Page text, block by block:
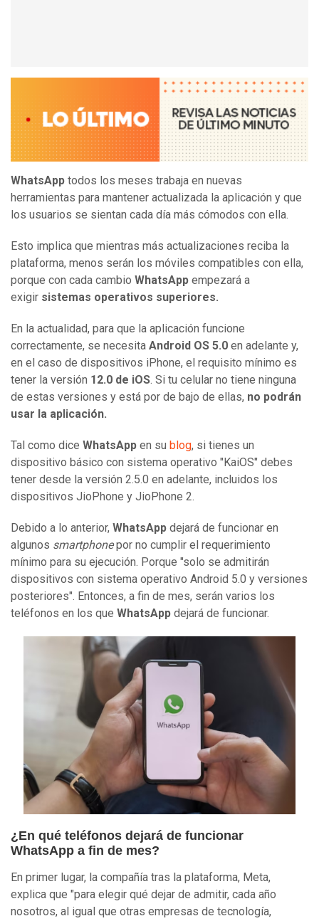
WhatsApp todos los meses trabaja en nuevas
herramientas para mantener actualizada la aplicación y que
los usuarios se sientan cada día más cómodos con ella.
Esto implica que mientras más actualizaciones reciba la
plataforma, menos serán los móviles compatibles con ella,
porque con cada cambio WhatsApp empezará a
exigir sistemas operativos superiores.
En la actualidad, para que la aplicación funcione
correctamente, se necesita Android OS 5.0 en adelante y,
en el caso de dispositivos iPhone, el requisito mínimo es
tener la versión 12.0 de iOS. Si tu celular no tiene ninguna
de estas versiones y está por de bajo de ellas, no podrán
usar la aplicación.
Tal como dice WhatsApp en su blog, si tienes un
dispositivo básico con sistema operativo "KaiOS" debes
tener desde la versión 2.5.0 en adelante, incluidos los
dispositivos JioPhone y JioPhone 2.
Debido a lo anterior, WhatsApp dejará de funcionar en
algunos smartphonepor no cumplir el requerimiento
mínimo para su ejecución. Porque "solo se admitirán
dispositivos con sistema operativo Android 5.0 y versiones
posteriores". Entonces, a fin de mes, serán varios los
teléfonos en los que WhatsApp dejará de funcionar.
¿En qué teléfonos dejará de funcionar
WhatsApp a fin de mes?
En primer lugar, la compañía tras la plataforma, Meta,
explica que "para elegir qué dejar de admitir, cada año
nosotros, al igual que otras empresas de tecnología,